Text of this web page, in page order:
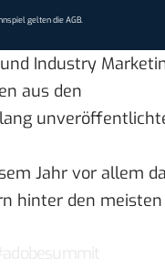
gelten dieAGB.
Industry
aus den
Jahr vor allem
hinter den meisten